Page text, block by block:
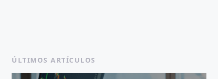
ÚLTIMOS ARTÍCULOS